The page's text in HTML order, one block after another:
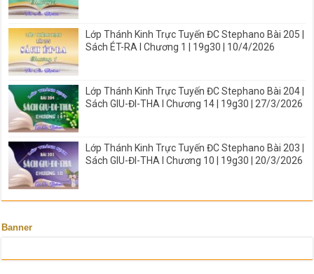
Lớp Thánh Kinh Trực Tuyến ĐC Stephano Bài 205 |
Sách ÉT-RA I Chương 1 | 19g30 | 10/4/2026
Lớp Thánh Kinh Trực Tuyến ĐC Stephano Bài 204 |
Sách GIU-ĐI-THA I Chương 14 | 19g30 | 27/3/2026
Lớp Thánh Kinh Trực Tuyến ĐC Stephano Bài 203 |
Sách GIU-ĐI-THA I Chương 10 | 19g30 | 20/3/2026
Banner